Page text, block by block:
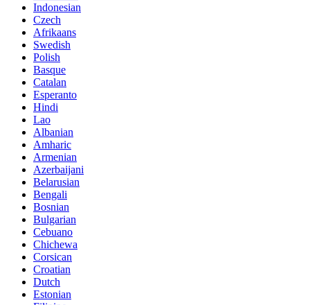
Indonesian
Czech
Afrikaans
Swedish
Polish
Basque
Catalan
Esperanto
Hindi
Lao
Albanian
Amharic
Armenian
Azerbaijani
Belarusian
Bengali
Bosnian
Bulgarian
Cebuano
Chichewa
Corsican
Croatian
Dutch
Estonian